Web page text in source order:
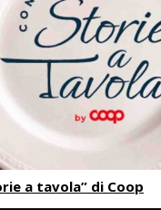
a tavola” di Coop